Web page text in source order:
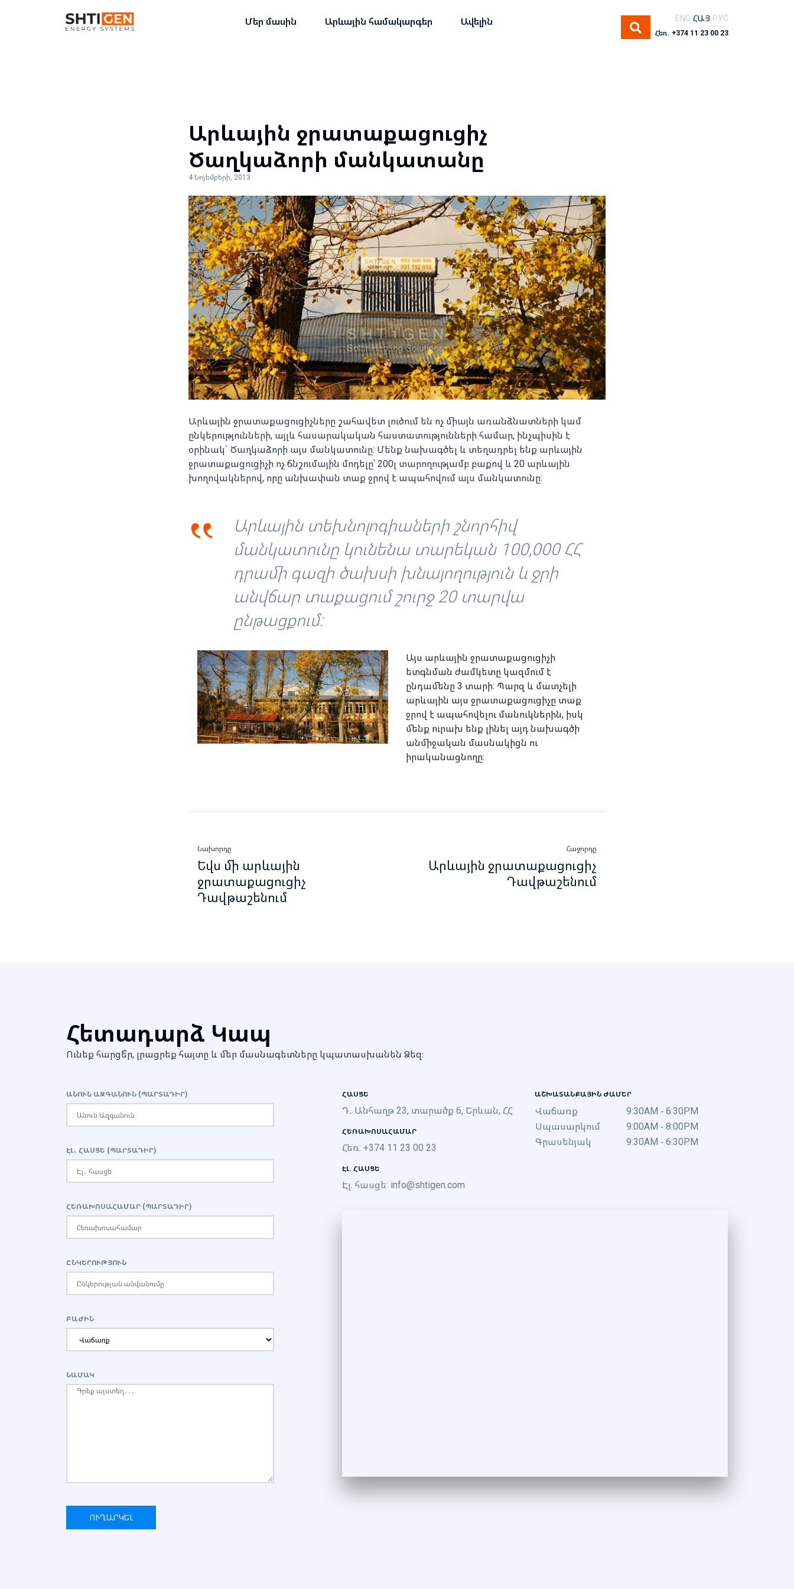
Մեր մասին Արևային համակարգեր Ավելին ENG ՀԱՅ РУС
Հեռ. +374 11 23 00 23
Արևային ջրատաքացուցիչ
Ծաղկաձորի մանկատանը
4 Նոյեմբերի, 2013
Արևային ջրատաքացուցիչները շահավետ լուծում են ոչ միայն առանձնատների կամ
ընկերությունների, այլև հասարակական հաստատությունների համար, ինչպիսին է
օրինակ` Ծաղկաձորի այս մանկատունը: Մենք նախագծել և տեղադրել ենք արևային
ջրատաքացուցիչի ոչ ճնշումային մոդելը՝ 200լ տարողությամբ բաքով և 20 արևային
խողովակներով, որը անխափան տաք ջրով է ապահովում այս մանկատունը:
‟
Արևային տեխնոլոգիաների շնորհիվ
մանկատունը կունենա տարեկան 100,000 ՀՀ
դրամի գազի ծախսի խնայողություն և ջրի
անվճար տաքացում շուրջ 20 տարվա
ընթացքում:
Այս արևային ջրատաքացուցիչի
ետգնման ժամկետը կազմում է
ընդամենը 3 տարի: Պարզ և մատչելի
արևային այս ջրատաքացուցիչը տաք
ջրով է ապահովելու մանուկներին, իսկ
մենք ուրախ ենք լինել այդ նախագծի
անմիջական մասնակիցն ու
իրականացնողը:
Նախորդը
Եվս մի արևային
ջրատաքացուցիչ
Դավթաշենում
Հաջորդը
Արևային ջրատաքացուցիչ
Դավթաշենում
Հետադարձ Կապ
Ունեք հարցե՞ր, լրացրեք հայտը և մեր մասնագետները կպատասխանեն Ձեզ։
ԱՆՈՒՆ ԱԶԳԱՆՈՒՆ (ՊԱՐՏԱԴԻՐ)
ԷԼ․ ՀԱՍՑԵ (ՊԱՐՏԱԴԻՐ)
ՀԵՌԱԽՈՍԱՀԱՄԱՐ (ՊԱՐՏԱԴԻՐ)
ԸՆԿԵՐՈՒԹՅՈՒՆ
ԲԱԺԻՆ
ՆԱՄԱԿ
ՀԱՍՑԵ
Դ․ Անհաղթ 23, տարածք 6, Երևան, ՀՀ
ՀԵՌԱԽՈՍԱՀԱՄԱՐ
Հեռ: +374 11 23 00 23
ԷԼ. ՀԱՍՑԵ
Էլ. հասցե: info@shtigen.com
ԱՇԽԱՏԱՆՔԱՅԻՆ ԺԱՄԵՐ
Վաճառք
9:30AM - 6:30PM
Սպասարկում
9:00AM - 8:00PM
Գրասենյակ
9:30AM - 6:30PM